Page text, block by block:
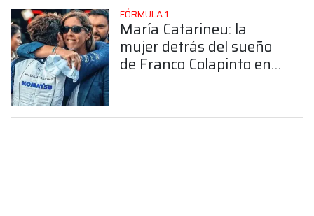
FÓRMULA 1
María Catarineu: la
mujer detrás del sueño
de Franco Colapinto en